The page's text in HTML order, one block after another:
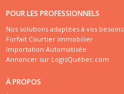
POUR LES PROFESSIONNELS
Nos solutions adaptées à vos besoins
Forfait Courtier Immobilier
Importation Automatisée
Annoncer sur LogisQuébec.com
À PROPOS